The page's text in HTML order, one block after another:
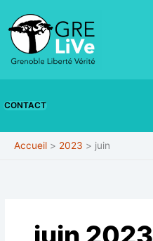
contenu
CONTACT
Accueil 2023 juin